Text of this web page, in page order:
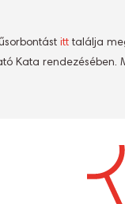
itt találja
Kata rendezésében.